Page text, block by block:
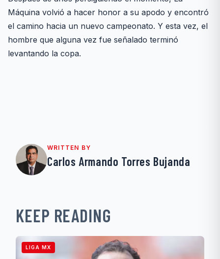
Máquina volvió a hacer honor a su apodo y encontró
el camino hacia un nuevo campeonato. Y esta vez, el
hombre que alguna vez fue señalado terminó
levantando la copa.
WRITTEN BY
Carlos Armando Torres Bujanda
KEEP READING
LIGA MX